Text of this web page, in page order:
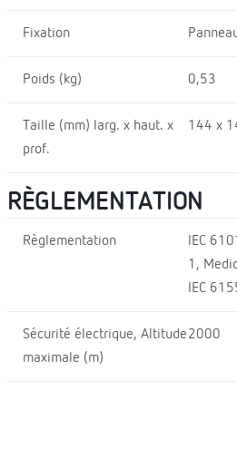
Fixation
Poids (kg) 0,53
Taille (mm) larg. x haut. x
prof.
144 x
RÈGLEMENTATION
Règlementation
IEC
1,
IEC
Sécurité électrique, Altitude
maximale (m)
2000